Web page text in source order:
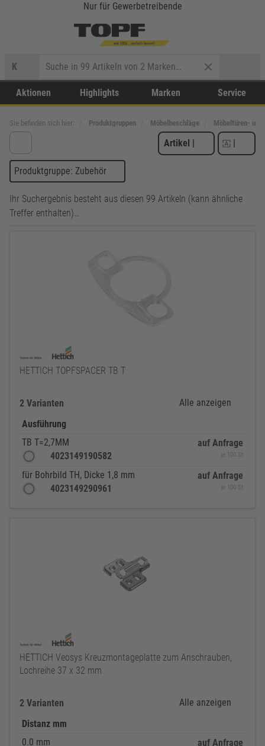
Nur für Gewerbetreibende
K
Aktionen Highlights Marken Service
Sie befinden sich hier: Produktgruppen Möbelbeschläge Möbeltüren- und
Artikel | |
Produktgruppe: Zubehör
Ihr Suchergebnis besteht aus diesen 99 Artikeln (kann ähnliche
Treffer enthalten)…
HETTICH TOPFSPACER TB T
2 Varianten
Alle anzeigen
Ausführung
TB T=2,7MM
4023149190582
auf Anfrage
je 100 St
für Bohrbild TH, Dicke 1,8 mm
4023149290961
auf Anfrage
je 100 St
HETTICH Veosys Kreuzmontageplatte zum Anschrauben,
Lochreihe 37 x 32 mm
2 Varianten
Alle anzeigen
Distanz mm
0.0 mm
auf Anfrage